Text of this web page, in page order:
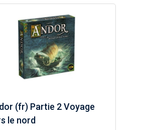
(fr) Partie 2 Voyage
le nord